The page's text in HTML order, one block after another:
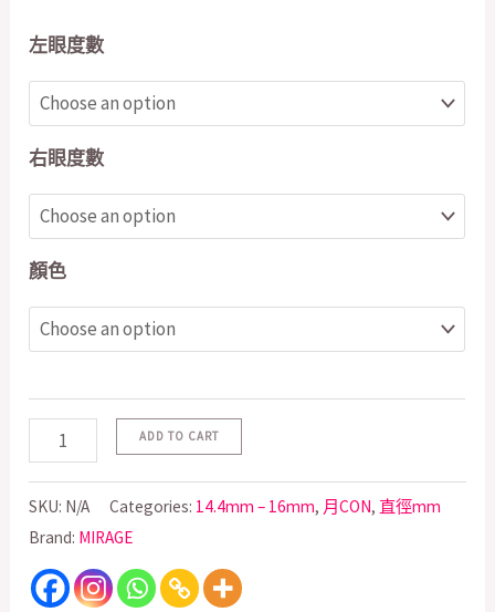
左眼度數
右眼度數
顏色
ADD TO CART
SKU: N/A Categories: 14.4mm – 16mm, 月CON, 直徑mm
Brand: MIRAGE